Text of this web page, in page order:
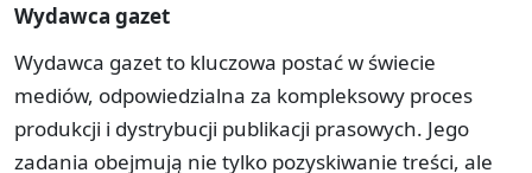
Wydawca gazet
Wydawca gazet to kluczowa postać w świecie
mediów, odpowiedzialna za kompleksowy proces
produkcji i dystrybucji publikacji prasowych. Jego
zadania obejmują nie tylko pozyskiwanie treści, ale